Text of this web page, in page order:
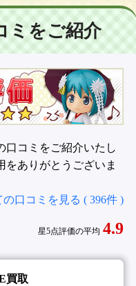
ミをご紹介
口コミをご紹介いたし
をありがとうございま
の口コミを見る ( 396件 )
星5点評価の平均 4.9
買取